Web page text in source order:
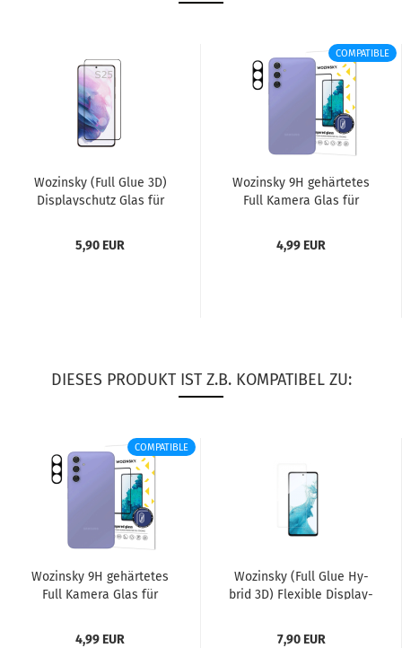
Wo­zin­sky (Full Glue 3D)
Dis­play­schutz Glas für
5,90 EUR
COMPATIBLE
Wo­zin­sky 9H ge­här­te­tes
Full Ka­me­ra Glas für
4,99 EUR
DIESES PRODUKT IST Z.B. KOMPATIBEL ZU:
COMPATIBLE
Wo­zin­sky 9H ge­här­te­tes
Full Ka­me­ra Glas für
4,99 EUR
Wo­zin­sky (Full Glue Hy­
brid 3D) Fle­xi­ble Dis­play­
7,90 EUR